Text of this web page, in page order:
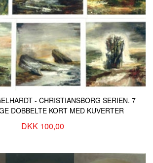
- CHRISTIANSBORG SERIEN. 7
DOBBELTE KORT MED KUVERTER
DKK 100,00